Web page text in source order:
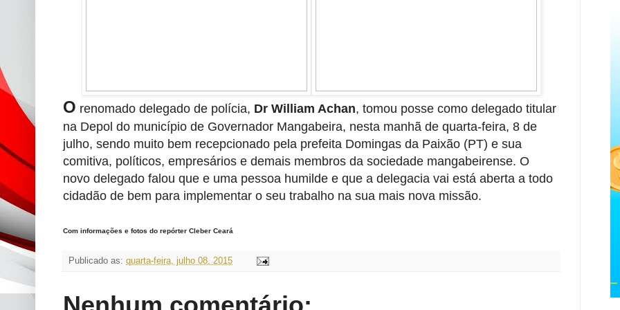
O renomado delegado de polícia, Dr William Achan, tomou posse como delegado titular
na Depol do município de Governador Mangabeira, nesta manhã de quarta-feira, 8 de
julho, sendo muito bem recepcionado pela prefeita Domingas da Paixão (PT) e sua
comitiva, políticos, empresários e demais membros da sociedade mangabeirense. O
novo delegado falou que e uma pessoa humilde e que a delegacia vai está aberta a todo
cidadão de bem para implementar o seu trabalho na sua mais nova missão.
Com informações e fotos do repórter Cleber Ceará
Publicado as: quarta-feira, julho 08, 2015